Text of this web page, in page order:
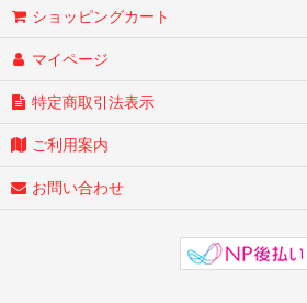
【バラ】アプリコット〜ピンク系
【バラ】アプリコット〜イエロー系
【バラ】イエロー〜クリームホワイト系
ショッピングカート
マイページ
特定商取引法表示
ご利用案内
お問い合わせ